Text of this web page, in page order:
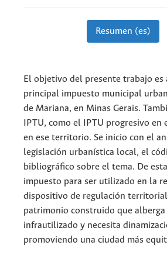
Resumen (es)
El objetivo del presente trabajo
principal impuesto municipal
de Mariana, en Minas Gerais.
IPTU, como el IPTU progresivo
en ese territorio. Se inicio con el
legislación urbanística local, el
bibliográfico sobre el tema. De
impuesto para ser utilizado en la
dispositivo de regulación
patrimonio construido que
infrautilizado y necesita
promoviendo una ciudad más